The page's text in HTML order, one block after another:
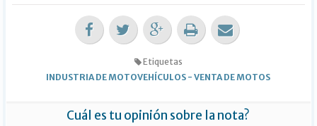
Etiquetas
INDUSTRIA DE MOTOVEHÍCULOS -VENTA DE MOTOS
Cuál es tu opinión sobre la nota?